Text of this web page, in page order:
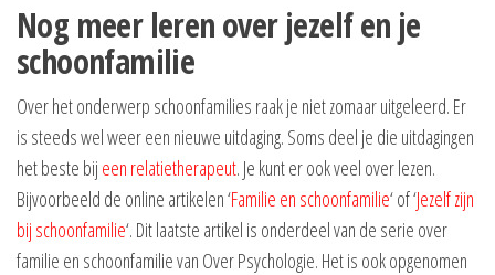
Nog meer leren over jezelf en je
schoonfamilie
Over het onderwerp schoonfamilies raak je niet zomaar uitgeleerd. Er
is steeds wel weer een nieuwe uitdaging. Soms deel je die uitdagingen
het beste bij een relatietherapeut. Je kunt er ook veel over lezen.
Bijvoorbeeld de online artikelen ‘Familie en schoonfamilie‘ of ‘Jezelf zijn
bij schoonfamilie‘. Dit laatste artikel is onderdeel van de serie over
familie en schoonfamilie van Over Psychologie. Het is ook opgenomen